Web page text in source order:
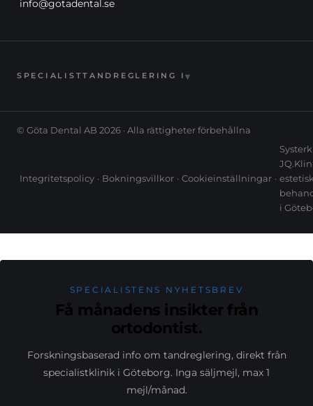
info@gotadental.se
SPECIALISTTANDREGLERING I▾
© Göta Dental AB 2026 · Alla rättigheter förbehållna
Integritetspolicy · Bokningsvillkor · Cookieinställningar ·
i
SPECIALISTENS NYHETSBREV
Få månadens insikter från
ortodontist.
Forskningsbaserad info om tandreglering, direkt från
specialistklinik i Göteborg. Inga säljmejl, max 1
mejl/månad.
E Eira